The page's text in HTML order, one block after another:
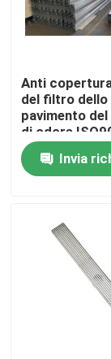
Controllo di
Contattici
Pannello di
Pannello di
Anti
del filtro
pavimento
di odore
acque luride
Invia